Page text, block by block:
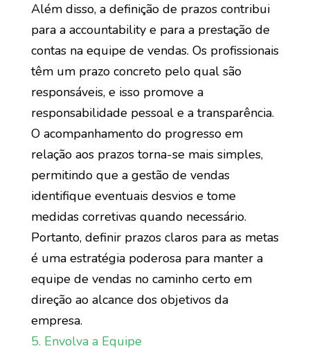
Além disso, a definição de prazos contribui
para a accountability e para a prestação de
contas na equipe de vendas. Os profissionais
têm um prazo concreto pelo qual são
responsáveis, e isso promove a
responsabilidade pessoal e a transparência.
O acompanhamento do progresso em
relação aos prazos torna-se mais simples,
permitindo que a gestão de vendas
identifique eventuais desvios e tome
medidas corretivas quando necessário.
Portanto, definir prazos claros para as metas
é uma estratégia poderosa para manter a
equipe de vendas no caminho certo em
direção ao alcance dos objetivos da
empresa.
5. Envolva a Equipe